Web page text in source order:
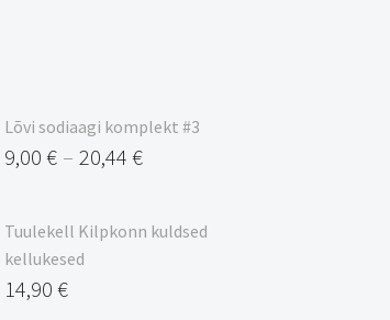
Lõvi sodiaagi komplekt #3
9,00 € – 20,44 €
9,00 €
kuni
20,44 €
Tuulekell Kilpkonn kuldsed
kellukesed
14,90 €